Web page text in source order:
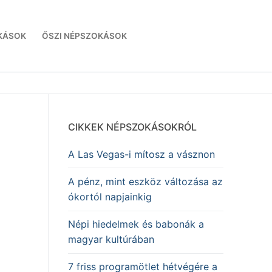
ŐSZI NÉPSZOKÁSOK
CIKKEK NÉPSZOKÁSOKRÓL
A Las Vegas-i mítosz a vásznon
A pénz, mint eszköz változása az
ókortól napjainkig
Népi hiedelmek és babonák a
magyar kultúrában
7 friss programötlet hétvégére a